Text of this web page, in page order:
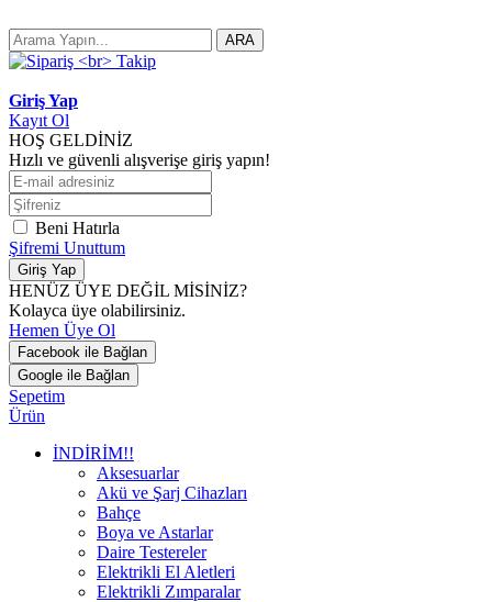
ARA
Giriş Yap
Kayıt Ol
HOŞ GELDİNİZ
Hızlı ve güvenli alışverişe giriş yapın!
Beni Hatırla
Şifremi Unuttum
Giriş Yap
HENÜZ ÜYE DEĞİL MİSİNİZ?
Kolayca üye olabilirsiniz.
Hemen Üye Ol
Facebook ile Bağlan
Google ile Bağlan
Sepetim
Ürün
İNDİRİM!!
Aksesuarlar
Akü ve Şarj Cihazları
Bahçe
Boya ve Astarlar
Daire Testereler
Elektrikli El Aletleri
Elektrikli Zımparalar